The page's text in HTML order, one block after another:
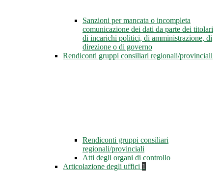
Sanzioni per mancata o incompleta
comunicazione dei dati da parte dei titolari
di incarichi politici, di amministrazione, di
direzione o di governo
Rendiconti gruppi consiliari regionali/provinciali
Rendiconti gruppi consiliari
regionali/provinciali
Atti degli organi di controllo
Articolazione degli uffici 1